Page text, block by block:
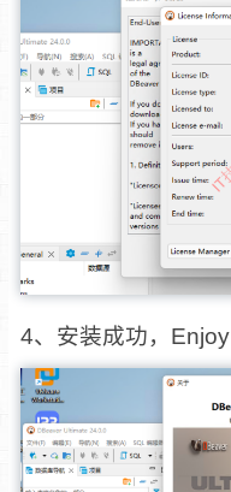
4、安装成功，Enjoy